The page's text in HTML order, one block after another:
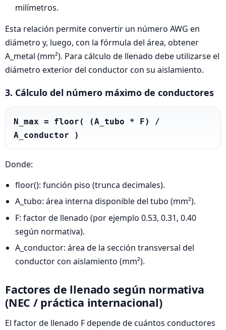
milímetros.
Esta relación permite convertir un número AWG en
diámetro y, luego, con la fórmula del área, obtener
A_metal (mm²). Para cálculo de llenado debe utilizarse el
diámetro exterior del conductor con su aislamiento.
3. Cálculo del número máximo de conductores
N_max = floor( (A_tubo * F) /
A_conductor )
Donde:
floor(): función piso (trunca decimales).
A_tubo: área interna disponible del tubo (mm²).
F: factor de llenado (por ejemplo 0.53, 0.31, 0.40
según normativa).
A_conductor: área de la sección transversal del
conductor con aislamiento (mm²).
Factores de llenado según normativa
(NEC / práctica internacional)
El factor de llenado F depende de cuántos conductores